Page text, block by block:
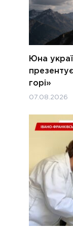
Юна
горі»
07.08.2026